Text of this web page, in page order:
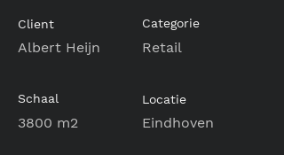
Client
Albert Heijn
Categorie
Retail
Schaal
3800 m2
Locatie
Eindhoven